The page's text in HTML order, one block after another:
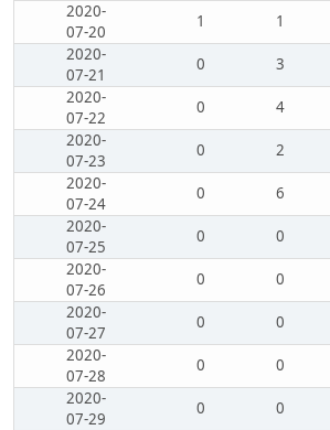
2020-
07-20
1 1
2020-
07-21
0 3
2020-
07-22
0 4
2020-
07-23
0 2
2020-
07-24
0 6
2020-
07-25
0 0
2020-
07-26
0 0
2020-
07-27
0 0
2020-
07-28
0 0
2020-
07-29
0 0